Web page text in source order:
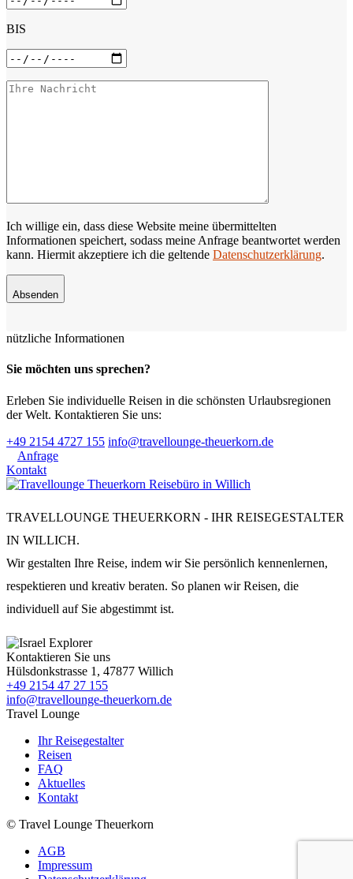
BIS
Ich willige ein, dass diese Website meine übermittelten
Informationen speichert, sodass meine Anfrage beantwortet werden
kann. Hiermit akzeptiere ich die geltende Datenschutzerklärung.
Absenden
nützliche Informationen
Sie möchten uns sprechen?
Erleben Sie individuelle Reisen in die schönsten Urlaubsregionen
der Welt. Kontaktieren Sie uns:
+49 2154 4727 155 info@travellounge-theuerkorn.de
Anfrage
Kontakt
TRAVELLOUNGE THEUERKORN - IHR REISEGESTALTER
IN WILLICH.
Wir gestalten Ihre Reise, indem wir Sie persönlich kennenlernen,
respektieren und kreativ beraten. So planen wir Reisen, die
individuell auf Sie abgestimmt ist.
Kontaktieren Sie uns
Hülsdonkstrasse 1, 47877 Willich
+49 2154 47 27 155
info@travellounge-theuerkorn.de
Travel Lounge
Ihr Reisegestalter
Reisen
FAQ
Aktuelles
Kontakt
© Travel Lounge Theuerkorn
AGB
Impressum